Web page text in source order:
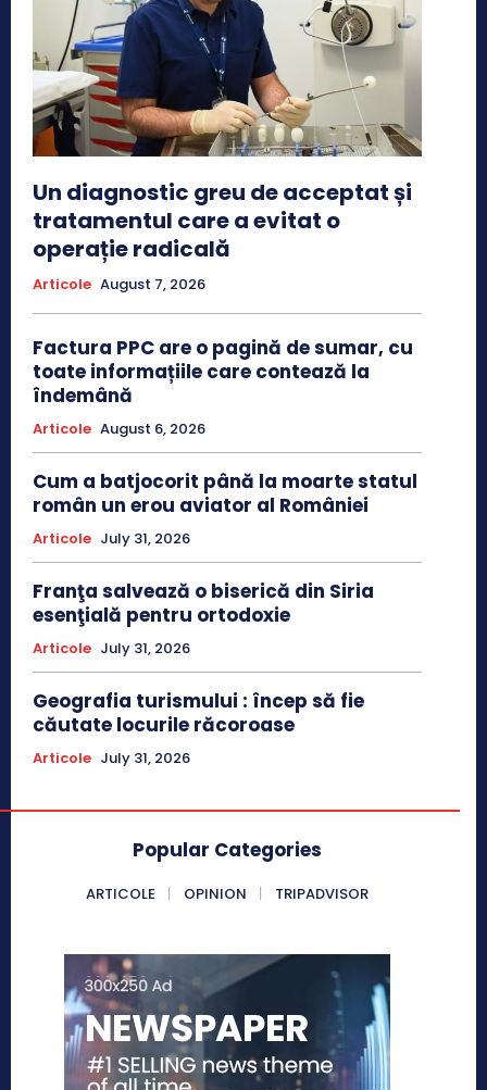
Un diagnostic greu de acceptat și
tratamentul care a evitat o
operație radicală
Articole August 7, 2026
Factura PPC are o pagină de sumar, cu
toate informațiile care contează la
îndemână
Articole August 6, 2026
Cum a batjocorit până la moarte statul
român un erou aviator al României
Articole July 31, 2026
Franţa salvează o biserică din Siria
esenţială pentru ortodoxie
Articole July 31, 2026
Geografia turismului : încep să fie
căutate locurile răcoroase
Articole July 31, 2026
Popular Categories
ARTICOLE OPINION TRIPADVISOR